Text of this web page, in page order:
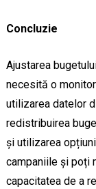
Concluzie
Ajustarea
necesită o
utilizarea datelor
redistribuirea
și utilizarea
campaniile și poți
capacitatea de a